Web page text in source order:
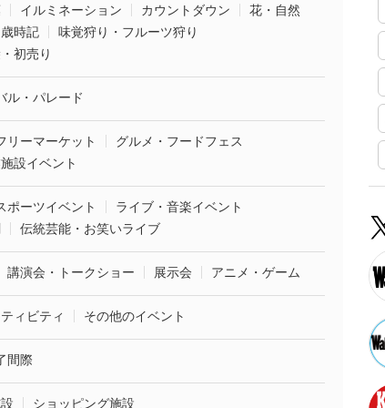
イルミネーション カウントダウン
花・自然
時記
味覚狩り・フルーツ狩り
初売り
ル・パレード
リーマーケット
グルメ・フードフェス
設イベント
ポーツイベント
ライブ・音楽イベント
伝統芸能・お笑いライブ
講演会・トークショー 展示会 アニメ・ゲーム
ィビティ その他のイベント
間際
ショッピング施設